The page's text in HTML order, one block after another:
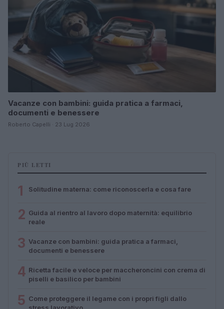
Vacanze con bambini: guida pratica a farmaci,
documenti e benessere
Roberto Capelli · 23 Lug 2026
PIÙ LETTI
1 Solitudine materna: come riconoscerla e cosa fare
2 Guida al rientro al lavoro dopo maternità: equilibrio
reale
3 Vacanze con bambini: guida pratica a farmaci,
documenti e benessere
4 Ricetta facile e veloce per maccheroncini con crema di
piselli e basilico per bambini
5 Come proteggere il legame con i propri figli dallo